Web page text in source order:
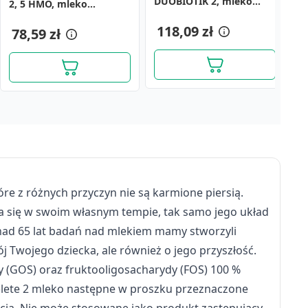
2, 5 HMO, mleko
powyżej 6. miesiąca, 800
78,59 zł
proszek, 800 g
118,09 zł
z różnych przyczyn nie są karmione piersią.
w swoim własnym tempie, tak samo jego układ
65 lat badań nad mlekiem mamy stworzyli
dziecka, ale również o jego przyszłość.
oraz fruktooligosacharydy (FOS) 100 %
2 mleko następne w proszku przeznaczone